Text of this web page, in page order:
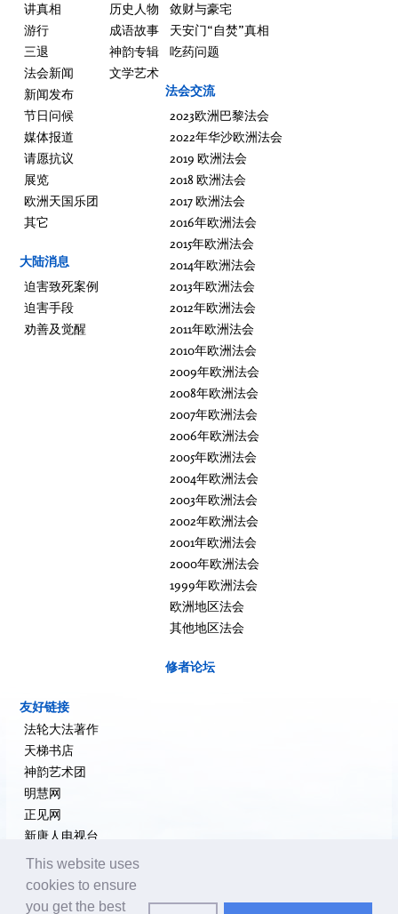
讲真相
游行
三退
法会新闻
新闻发布
节日问候
媒体报道
请愿抗议
展览
欧洲天国乐团
其它
大陆消息
迫害致死案例
迫害手段
劝善及觉醒
历史人物
成语故事
神韵专辑
文学艺术
敛财与豪宅
天安门“自焚”真相
吃药问题
法会交流
2023欧洲巴黎法会
2022年华沙欧洲法会
2019 欧洲法会
2018 欧洲法会
2017 欧洲法会
2016年欧洲法会
2015年欧洲法会
2014年欧洲法会
2013年欧洲法会
2012年欧洲法会
2011年欧洲法会
2010年欧洲法会
2009年欧洲法会
2008年欧洲法会
2007年欧洲法会
2006年欧洲法会
2005年欧洲法会
2004年欧洲法会
2003年欧洲法会
2002年欧洲法会
2001年欧洲法会
2000年欧洲法会
1999年欧洲法会
欧洲地区法会
其他地区法会
修者论坛
友好链接
法轮大法著作
天梯书店
神韵艺术团
明慧网
正见网
新唐人电视台
大纪元新闻网
希望之声
追查国际
This website uses
cookies to ensure
you get the best